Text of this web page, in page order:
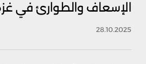
الإسعاف والطوارئ في
28.10.2025